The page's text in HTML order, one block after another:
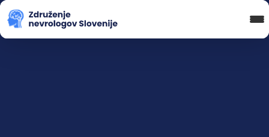
Blog in novice
Koledar Dogodkov